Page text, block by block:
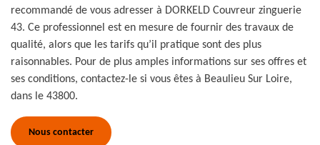
recommandé de vous adresser à DORKELD Couvreur zinguerie
43. Ce professionnel est en mesure de fournir des travaux de
qualité, alors que les tarifs qu’il pratique sont des plus
raisonnables. Pour de plus amples informations sur ses offres et
ses conditions, contactez-le si vous êtes à Beaulieu Sur Loire,
dans le 43800.
Nous contacter